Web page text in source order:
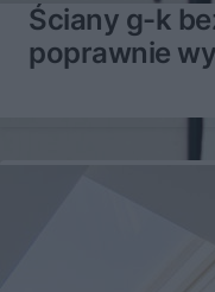
Ściany g-k
poprawnie